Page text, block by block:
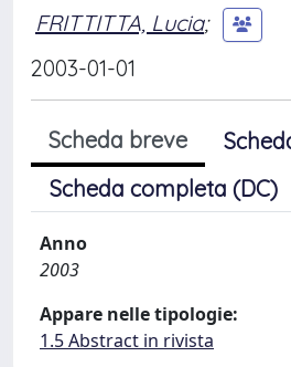
FRITTITTA, Lucia;
2003-01-01
Scheda breve
Scheda completa (DC)
Anno
2003
Appare nelle tipologie:
1.5 Abstract in rivista